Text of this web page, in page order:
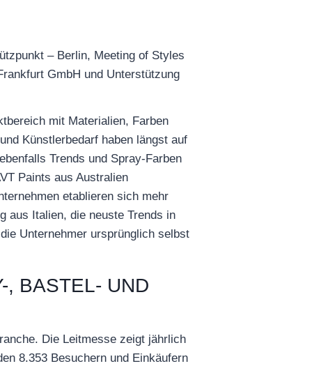
– Berlin, Meeting of Styles
GmbH und Unterstützung
mit Materialien, Farben
Künstlerbedarf haben längst auf
Trends und Spray-Farben
Paints aus Australien
etablieren sich mehr
aus Italien, die neuste Trends in
Unternehmer ursprünglich selbst
, BASTEL- UND
Die Leitmesse zeigt jährlich
8.353 Besuchern und Einkäufern